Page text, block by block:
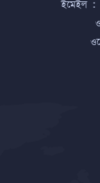
ইমেইল :